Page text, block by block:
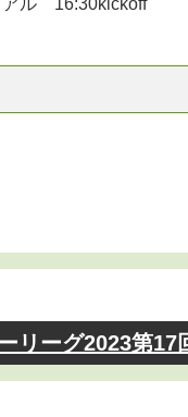
リーグ2023第